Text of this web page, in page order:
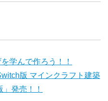
学んで作ろう！！
版 マインクラフト建築
発売！！